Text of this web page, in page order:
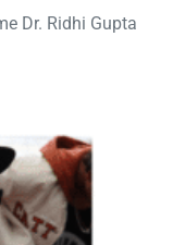
Dr. Ridhi Gupta